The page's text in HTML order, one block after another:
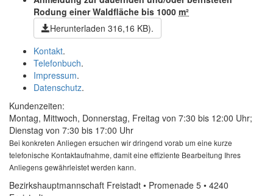
Rodung einer Waldfläche bis 1000 m²
Herunterladen 316,16 KB).
Kontakt.
Telefonbuch.
Impressum.
Datenschutz.
Kundenzeiten:
Montag, Mittwoch, Donnerstag, Freitag von 7:30 bis 12:00 Uhr;
Dienstag von 7:30 bis 17:00 Uhr
Bei konkreten Anliegen ersuchen wir dringend vorab um eine kurze
telefonische Kontaktaufnahme, damit eine effiziente Bearbeitung Ihres
Anliegens gewährleistet werden kann.
Bezirkshauptmannschaft Freistadt • Promenade 5 • 4240